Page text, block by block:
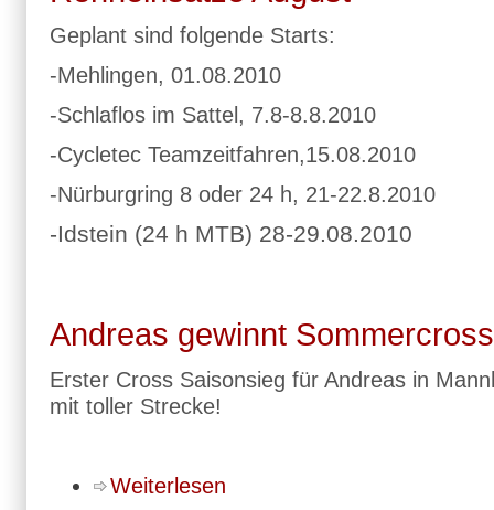
Geplant sind folgende Starts:
-Mehlingen, 01.08.2010
-Schlaflos im Sattel, 7.8-8.8.2010
-Cycletec Teamzeitfahren,15.08.2010
-Nürburgring 8 oder 24 h, 21-22.8.2010
-Idstein (24 h MTB) 28-29.08.2010
Andreas gewinnt
Erster Cross Saisonsieg für Andreas in
mit toller Strecke!
Weiterlesen